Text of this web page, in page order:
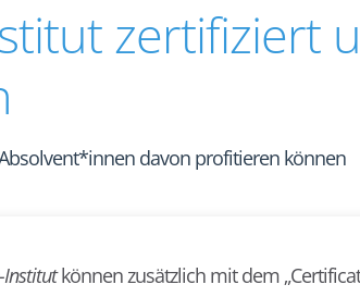
zertifiziert
davon profitieren können
Institutkönnen zusätzlich mit dem